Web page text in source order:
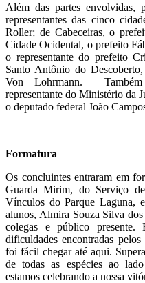
Além das partes envolvidas,
representantes das cinco
Roller; de Cabeceiras, o
Cidade Ocidental, o prefeito
o representante do prefeito
Santo Antônio do
Von Lohrmann.
representante do Ministério da
o deputado federal João
Formatura
Os concluintes entraram em
Guarda Mirim, do Serviço
Vínculos do Parque Laguna,
alunos, Almira Souza Silva
colegas e público presente.
dificuldades encontradas
foi fácil chegar até aqui.
de todas as espécies ao
estamos celebrando a nossa